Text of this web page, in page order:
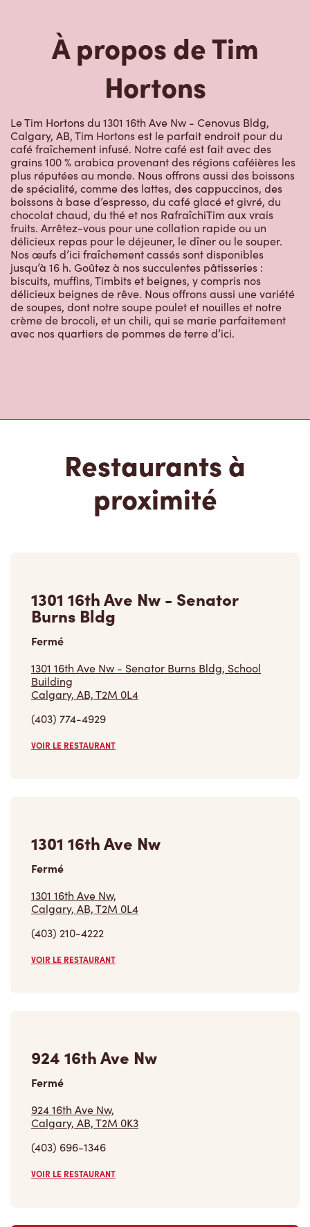
À propos de Tim
Hortons
Le Tim Hortons du 1301 16th Ave Nw - Cenovus Bldg,
Calgary, AB, Tim Hortons est le parfait endroit pour du
café fraîchement infusé. Notre café est fait avec des
grains 100 % arabica provenant des régions caféières les
plus réputées au monde. Nous offrons aussi des boissons
de spécialité, comme des lattes, des cappuccinos, des
boissons à base d’espresso, du café glacé et givré, du
chocolat chaud, du thé et nos RafraîchiTim aux vrais
fruits. Arrêtez-vous pour une collation rapide ou un
délicieux repas pour le déjeuner, le dîner ou le souper.
Nos œufs d’ici fraîchement cassés sont disponibles
jusqu’à 16 h. Goûtez à nos succulentes pâtisseries :
biscuits, muffins, Timbits et beignes, y compris nos
délicieux beignes de rêve. Nous offrons aussi une variété
de soupes, dont notre soupe poulet et nouilles et notre
crème de brocoli, et un chili, qui se marie parfaitement
avec nos quartiers de pommes de terre d’ici.
Restaurants à
proximité
1301 16th Ave Nw - Senator
Burns Bldg
Fermé
1301 16th Ave Nw - Senator Burns Bldg, School
Building
Calgary, AB, T2M 0L4
(403) 774-4929
VOIR LE RESTAURANT
1301 16th Ave Nw
Fermé
1301 16th Ave Nw,
Calgary, AB, T2M 0L4
(403) 210-4222
VOIR LE RESTAURANT
924 16th Ave Nw
Fermé
924 16th Ave Nw,
Calgary, AB, T2M 0K3
(403) 696-1346
VOIR LE RESTAURANT